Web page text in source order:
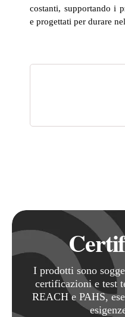
costanti, supportando i
e progettati per durare
I prodotti sono
certificazioni e test
REACH e PAHS,